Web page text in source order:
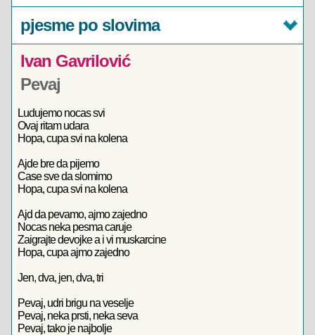
pjesme po slovima
Ivan Gavrilović
Pevaj
Ludujemo nocas svi
Ovaj ritam udara
Hopa, cupa svi na kolena
Ajde bre da pijemo
Case sve da slomimo
Hopa, cupa svi na kolena
Ajd da pevamo, ajmo zajedno
Nocas neka pesma caruje
Zaigrajte devojke a i vi muskarcine
Hopa, cupa ajmo zajedno
Jen, dva, jen, dva, tri
Pevaj, udri brigu na veselje
Pevaj, neka prsti, neka seva
Pevaj, tako je najbolje